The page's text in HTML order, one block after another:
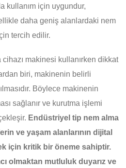
kullanım için uygundur,
daha geniş alanlardaki nem
tercih edilir.
makinesi kullanırken dikkat
biri, makinenin belirli
Böylece makinenin
sağlanır ve kurutma işlemi
Endüstriyel tip nem alma
ve yaşam alanlarının dijital
için kritik bir öneme sahiptir.
olmaktan mutluluk duyarız ve